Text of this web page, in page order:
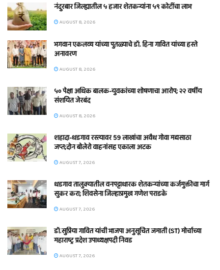
नंदुरबार जिल्ह्यातील ५ हजार शेतकऱ्यांना ५९ कोटींचा लाभ
AUGUST 8, 2026
भगवान एकलव्य यांच्या पुतळ्याचे डॉ. हिना गावित यांच्या हस्ते
अनावरण
AUGUST 8, 2026
५० पेक्षा अधिक बालक-युवकांच्या शोषणाचा आरोप; २२ वर्षीय
संशयित जेरबंद
AUGUST 8, 2026
शहादा-धडगाव रस्त्यावर 59 लाखांचा अवैध गोवा मद्यसाठा
जप्त;दोन बोलेरो वाहनांसह एकाला अटक
AUGUST 7, 2026
धडगाव तालुक्यातील वनपट्टाधारक शेतकऱ्यांच्या कर्जमुक्तीचा मार्ग
सुकर करा; शिवसेना जिल्हाप्रमुख गणेश पराडके
AUGUST 7, 2026
डॉ.सुप्रिया गावित यांची भाजपा अनुसूचित जमाती (ST) मोर्चाच्या
महाराष्ट्र प्रदेश उपाध्यक्षपदी निवड
AUGUST 7, 2026